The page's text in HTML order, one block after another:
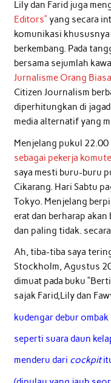
Lily dan Farid juga
Editors” yang secara
komunikasi
berkembang. Pada
bersama sejumlah
Jurnalisme Orang
Citizen Journalism
diperhitungkan di
media alternatif yang
Menjelang pukul 22.00
sebagai pekerja
saya mesti buru-buru
Cikarang. Hari Sabtu
Tokyo. Menjelang
erat dan berharap
dan paling tidak.
Ah, tiba-tiba saya
Stockholm, Agustus
dimuat pada buku
sajak Farid,Lily dan
kudengar debur
seperti suara daun
menderu dari cockpit